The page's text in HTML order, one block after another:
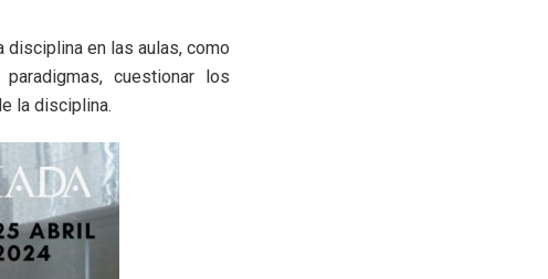
disciplina en las aulas, como
cuestionar los
la disciplina.